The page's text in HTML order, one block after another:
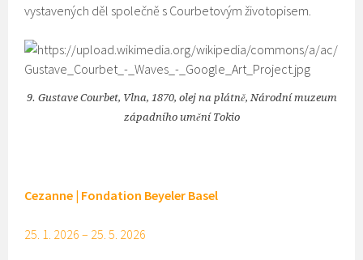
vystavených děl společně s Courbetovým životopisem.
9. Gustave Courbet, Vlna, 1870, olej na plátně, Národní muzeum
západního umění Tokio
Cezanne | Fondation Beyeler Basel
25. 1. 2026 – 25. 5. 2026